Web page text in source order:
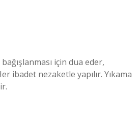
için dua eder,
ibadet nezaketle yapılır. Yıkama